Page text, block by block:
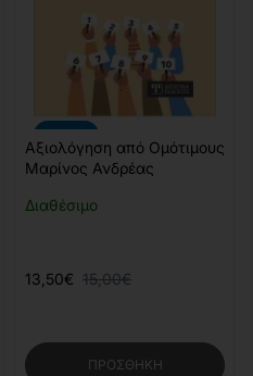
Διαθέσιμο
Αξιολόγηση από Ομότιμους
Μαρίνος Ανδρέας
13,50€ 15,00€
ΠΡΟΣΘΉΚΗ